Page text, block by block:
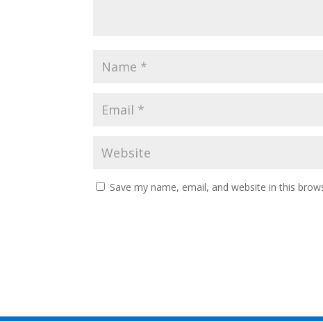
Save my name, email, and website in this